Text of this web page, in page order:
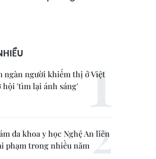
ngàn người khiếm thị ở Việt
hội 'tìm lại ánh sáng'
đa khoa y học Nghệ An liên
phạm trong nhiều năm